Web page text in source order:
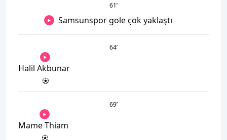
61’
Samsunspor gole çok yaklaştı
64’
Halil Akbunar
69’
Mame Thiam